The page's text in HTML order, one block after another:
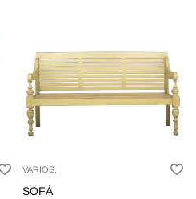
VARIOS,
SOFÁ